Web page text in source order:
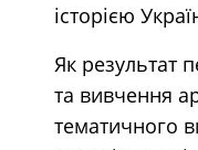
історією
Як результат
та вивчення
тематичного